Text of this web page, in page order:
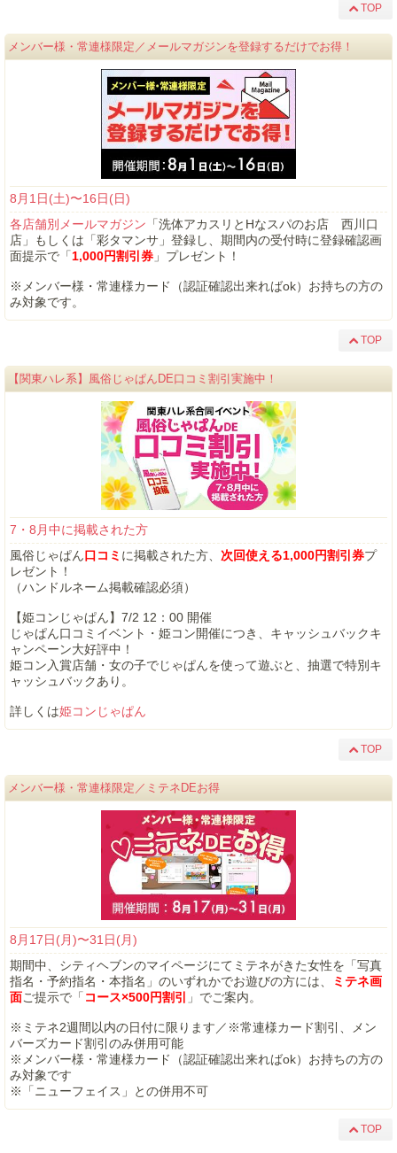
TOP
メンバー様・常連様限定／メールマガジンを登録するだけでお得！
8月1日(土)〜16日(日)
各店舗別メールマガジン 「洗体アカスリとHなスパのお店 西川口
店」もしくは「彩タマンサ」登録し、期間内の受付時に登録確認画
面提示で「1,000円割引券 」プレゼント！
※メンバー様・常連様カード（認証確認出来ればok）お持ちの方の
み対象です。
TOP
【関東ハレ系】風俗じゃぱんDE口コミ割引実施中！
7・8月中に掲載された方
風俗じゃぱん口コミ に掲載された方、 次回使える1,000円割引券プ
レゼント！
（ハンドルネーム掲載確認必須）
【姫コンじゃぱん】7/2 12：00 開催
じゃぱん口コミイベント・姫コン開催につき、キャッシュバックキ
ャンペーン大好評中！
姫コン入賞店舗・女の子でじゃぱんを使って遊ぶと、抽選で特別キ
ャッシュバックあり。
詳しくは姫コンじゃぱん
TOP
メンバー様・常連様限定／ミテネDEお得
8月17日(月)〜31日(月)
期間中、シティヘブンのマイページにてミテネがきた女性を「写真
指名・予約指名・本指名」のいずれかでお遊びの方には、
ミテネ画
面ご提示で「 コース×500円割引 」でご案内。
※ミテネ2週間以内の日付に限ります／※常連様カード割引、メン
バーズカード割引のみ併用可能
※メンバー様・常連様カード（認証確認出来ればok）お持ちの方の
み対象です
※「ニューフェイス」との併用不可
TOP